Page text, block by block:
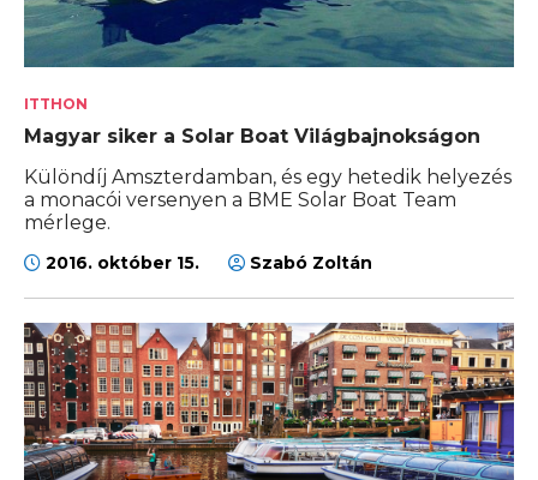
ITTHON
Magyar siker a Solar Boat Világbajnokságon
Különdíj Amszterdamban, és egy hetedik helyezés
a monacói versenyen a BME Solar Boat Team
mérlege.
2016. október 15. Szabó Zoltán